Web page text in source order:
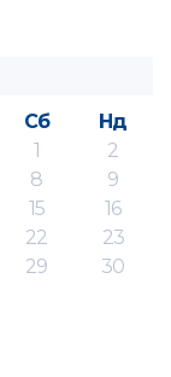
Сб
Нд
1
2
8
9
15
16
22
23
29
30